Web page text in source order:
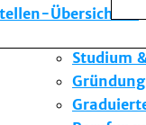
Übersicht
Die
Studium